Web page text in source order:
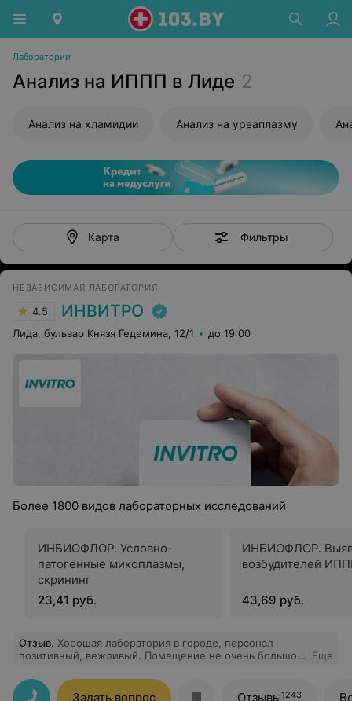
Лаборатории
Анализ на ИППП в Лиде 2
Анализ на хламидии Анализ на уреаплазму
Карта Фильтры
НЕЗАВИСИМАЯ ЛАБОРАТОРИЯ
4.5 ИНВИТРО
Лида, бульвар Князя Гедемина, 12/1 до 19:00
Более 1800 видов лабораторных исследований
ИНБИОФЛОР. Условно-
патогенные микоплазмы,
скрининг
23,41 руб.
ИНБИОФЛОР.
возбудителей
43,69 руб.
Отзыв. Хорошая лаборатория в городе, персонал
позитивный, вежливый. Помещение не очень большое,
по времени как-то все быстро происходит. Для меня
важно, чтобы мои анализы были достоверными и
Еще
Задать вопрос Отзывы1243